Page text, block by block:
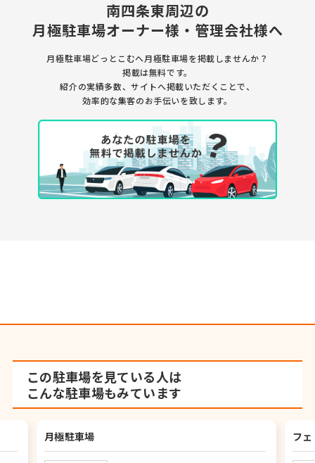
南四条東周辺の
月極駐車場オーナー様・管理会社様へ
月極駐車場どっとこむへ月極駐車場を掲載しませんか？
掲載は無料です。
紹介の実績多数、サイトへ掲載いただくことで、
効率的な集客のお手伝いを致します。
この駐車場を見ている人は
こんな駐車場もみています
月極駐車場 フ